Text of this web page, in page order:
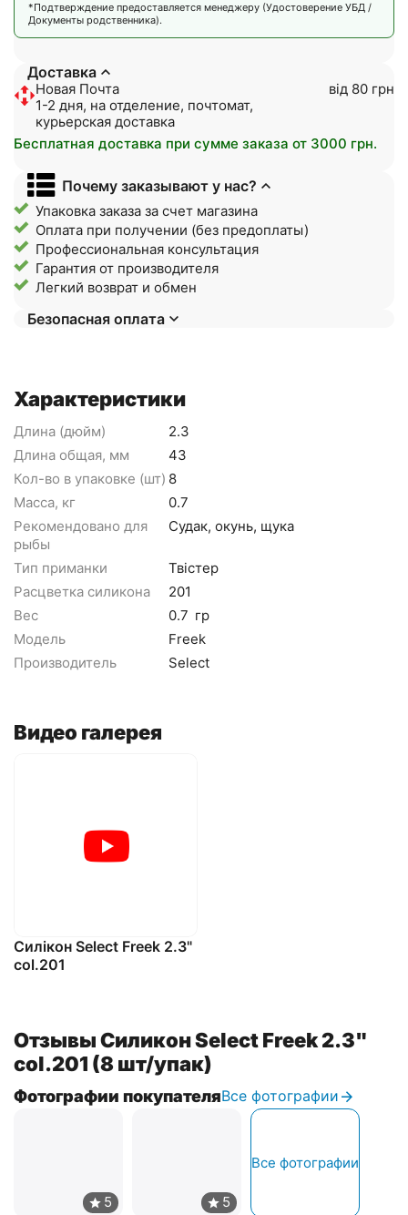
*Подтверждение предоставляется менеджеру (Удостоверение УБД /
Документы родственника).
Доставка
Новая Почта
1-2 дня, на отделение, почтомат,
курьерская доставка
від 80 грн
Бесплатная доставка при сумме заказа от 3000 грн.
Почему заказывают у нас?
Упаковка заказа за счет магазина
Оплата при получении (без предоплаты)
Профессиональная консультация
Гарантия от производителя
Легкий возврат и обмен
Безопасная оплата
Характеристики
Длина (дюйм)
2.3
Длина общая, мм
43
Кол-во в упаковке (шт) 8
Масса, кг
0.7
Рекомендовано для
рыбы
Судак, окунь, щука
Тип приманки
Твістер
Расцветка силикона
201
Вес
0.7 гр
Модель
Freek
Производитель
Select
Видео галерея
Силікон Select Freek 2.3"
col.201
Отзывы Силикон Select Freek 2.3"
col.201 (8 шт/упак)
Фотографии покупателяВсе фотографии
Все фотографии